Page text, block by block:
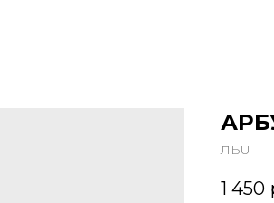
ЛЬU
1 450